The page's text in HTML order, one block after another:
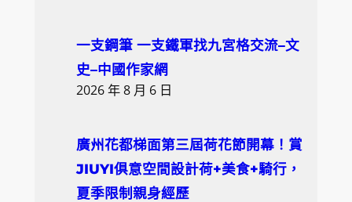
一支鋼筆 一支鐵軍找九宮格交流–文
史–中國作家網
2026 年 8 月 6 日
廣州花都梯面第三屆荷花節開幕！賞
JIUYI俱意空間設計荷+美食+騎行，
夏季限制親身經歷